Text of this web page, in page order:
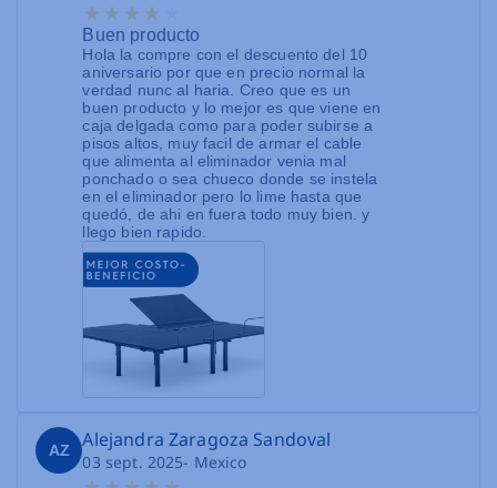
Buen producto
Hola la compre con el descuento del 10
aniversario por que en precio normal la
verdad nunc al haria. Creo que es un
buen producto y lo mejor es que viene en
caja delgada como para poder subirse a
pisos altos, muy facil de armar el cable
que alimenta al eliminador venia mal
ponchado o sea chueco donde se instela
en el eliminador pero lo lime hasta que
quedó, de ahi en fuera todo muy bien. y
llego bien rapido.
AZ Alejandra Zaragoza Sandoval
03 sept. 2025- Mexico